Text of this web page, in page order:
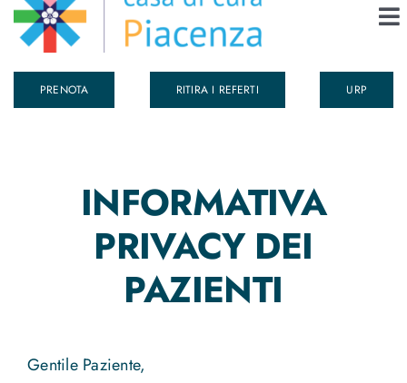
Chi Siamo
PRENOTA RITIRA I REFERTI URP
INFORMATIVA
PRIVACY DEI
PAZIENTI
Gentile Paziente,